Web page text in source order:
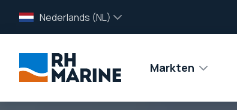
Nederlands (NL)
Markten